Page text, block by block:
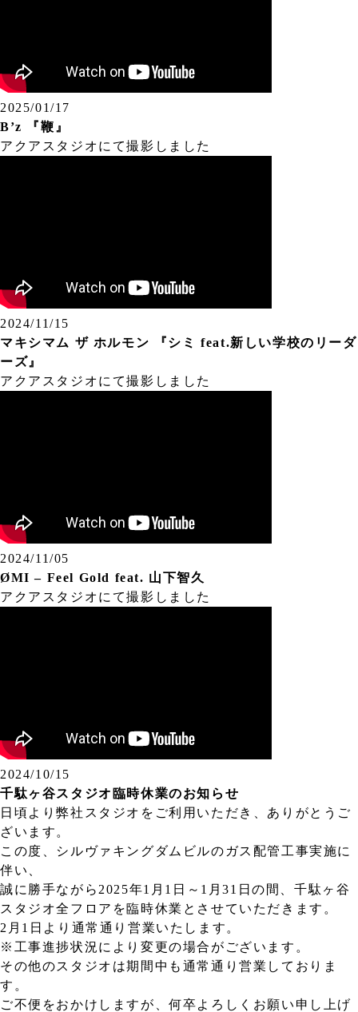
2025/01/17
B’z 『鞭』
アクアスタジオにて撮影しました
2024/11/15
マキシマム ザ ホルモン 『シミ feat.新しい学校のリーダ
ーズ』
アクアスタジオにて撮影しました
2024/11/05
ØMI – Feel Gold feat. 山下智久
アクアスタジオにて撮影しました
2024/10/15
千駄ヶ谷スタジオ臨時休業のお知らせ
日頃より弊社スタジオをご利用いただき、ありがとうご
ざいます。
この度、シルヴァキングダムビルのガス配管工事実施に
伴い、
誠に勝手ながら2025年1月1日～1月31日の間、千駄ヶ谷
スタジオ全フロアを臨時休業とさせていただきます。
2月1日より通常通り営業いたします。
※工事進捗状況により変更の場合がございます。
その他のスタジオは期間中も通常通り営業しておりま
す。
ご不便をおかけしますが、何卒よろしくお願い申し上げ